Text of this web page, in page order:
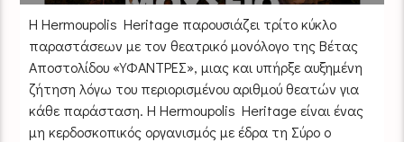
Η Hermoupolis Heritage παρουσιάζει τρίτο κύκλο
παραστάσεων με τον θεατρικό μονόλογο της Βέτας
Αποστολίδου «ΥΦΑΝΤΡΕΣ», μιας και υπήρξε αυξημένη
ζήτηση λόγω του περιορισμένου αριθμού θεατών για
κάθε παράσταση. Η Hermoupolis Heritage είναι ένας
μη κερδοσκοπικός οργανισμός με έδρα τη Σύρο ο